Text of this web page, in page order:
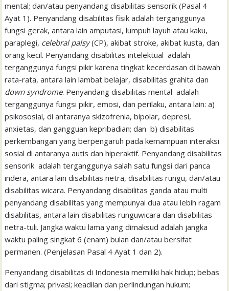
mental; dan/atau penyandang disabilitas sensorik (Pasal 4
Ayat 1). Penyandang disabilitas fisik adalah terganggunya
fungsi gerak, antara lain amputasi, lumpuh layuh atau kaku,
paraplegi, celebral palsy(CP), akibat stroke, akibat kusta, dan
orang kecil. Penyandang disabilitas intelektual adalah
terganggunya fungsi pikir karena tingkat kecerdasan di bawah
rata-rata, antara lain lambat belajar, disabilitas grahita dan
down syndrome. Penyandang disabilitas mental adalah
terganggunya fungsi pikir, emosi, dan perilaku, antara lain: a)
psikososial, di antaranya skizofrenia, bipolar, depresi,
anxietas, dan gangguan kepribadian; dan b) disabilitas
perkembangan yang berpengaruh pada kemampuan interaksi
sosial di antaranya autis dan hiperaktif. Penyandang disabilitas
sensorik adalah terganggunya salah satu fungsi dari panca
indera, antara lain disabilitas netra, disabilitas rungu, dan/atau
disabilitas wicara. Penyandang disabilitas ganda atau multi
penyandang disabilitas yang mempunyai dua atau lebih ragam
disabilitas, antara lain disabilitas runguwicara dan disabilitas
netra-tuli. Jangka waktu lama yang dimaksud adalah jangka
waktu paling singkat 6 (enam) bulan dan/atau bersifat
permanen. (Penjelasan Pasal 4 Ayat 1 dan 2).
Penyandang disabilitas di Indonesia memiliki hak hidup; bebas
dari stigma; privasi; keadilan dan perlindungan hukum;